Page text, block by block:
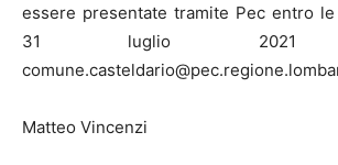
essere presentate tramite Pec entro
31 luglio 2021
Matteo Vincenzi